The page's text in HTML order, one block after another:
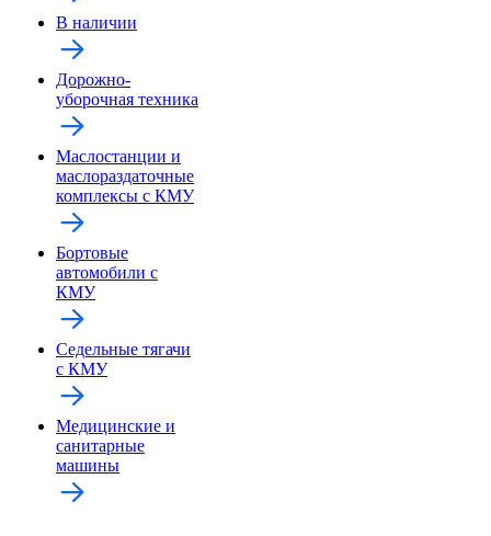
В наличии
Дорожно-
уборочная техника
Маслостанции и
маслораздаточные
комплексы с КМУ
Бортовые
автомобили с
КМУ
Седельные тягачи
с КМУ
Медицинские и
санитарные
машины